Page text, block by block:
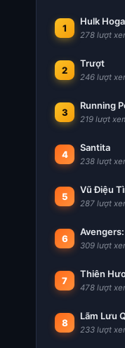
1
Hulk
278 lượt
2
Trượt
246 lượt
3
Running
219 lượt
4
Santita
238 lượt
5
Vũ Điệu
287 lượt
6
309 lượt
7
Thiên
478 lượt
8
Lãm Lưu
233 lượt